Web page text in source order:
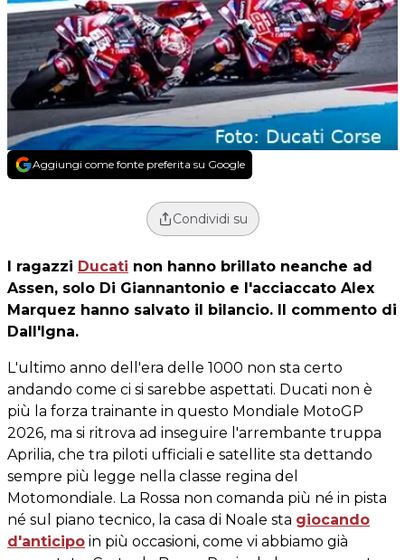
Aggiungi come fonte preferita su Google
Condividi su
I ragazzi Ducati non hanno brillato neanche ad
Assen, solo Di Giannantonio e l'acciaccato Alex
Marquez hanno salvato il bilancio. Il commento di
Dall'Igna.
L'ultimo anno dell'era delle 1000 non sta certo
andando come ci si sarebbe aspettati. Ducati non è
più la forza trainante in questo Mondiale MotoGP
2026, ma si ritrova ad inseguire l'arrembante truppa
Aprilia, che tra piloti ufficiali e satellite sta dettando
sempre più legge nella classe regina del
Motomondiale. La Rossa non comanda più né in pista
né sul piano tecnico, la casa di Noale sta giocando
d'anticipo in più occasioni, come vi abbiamo già